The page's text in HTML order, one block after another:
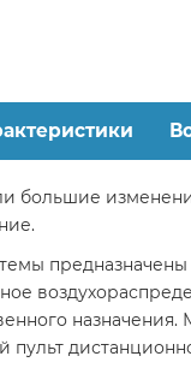
большие
назначения.
пульт